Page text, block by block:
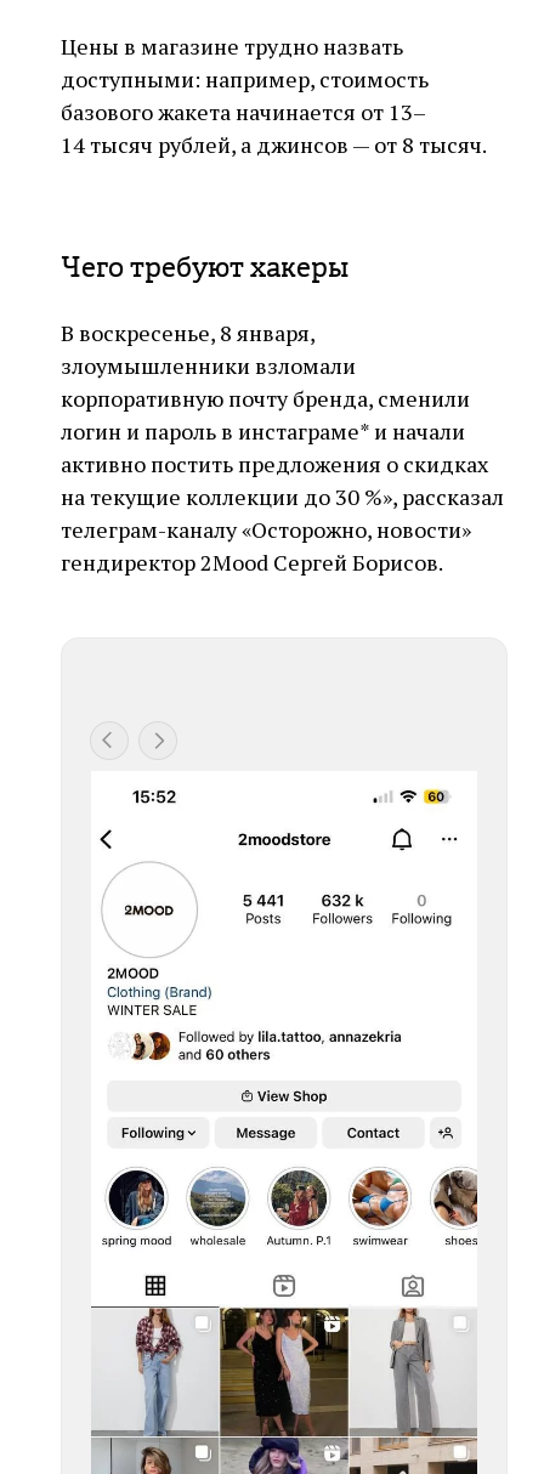
Цены в магазине трудно назвать
доступными: например, стоимость
базового жакета начинается от 13–
14 тысяч рублей, а джинсов — от 8 тысяч.
Чего требуют хакеры
В воскресенье, 8 января,
злоумышленники взломали
корпоративную почту бренда, сменили
логин и пароль в инстаграме* и начали
активно постить предложения о скидках
на текущие коллекции до 30 %», рассказал
телеграм-каналу «Осторожно, новости»
гендиректор 2Mood Сергей Борисов.